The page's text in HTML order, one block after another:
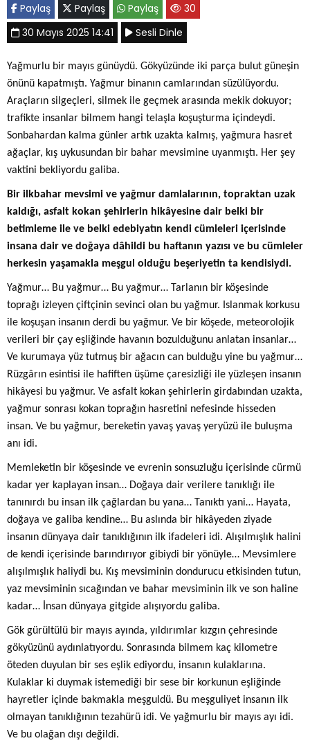
Paylaş Paylaş Paylaş
30
30 Mayıs 2025 14:41
Sesli Dinle
Yağmurlu bir mayıs günüydü. Gökyüzünde iki parça bulut güneşin
önünü kapatmıştı. Yağmur binanın camlarından süzülüyordu.
Araçların silgeçleri, silmek ile geçmek arasında mekik dokuyor;
trafikte insanlar bilmem hangi telaşla koşuşturma içindeydi.
Sonbahardan kalma günler artık uzakta kalmış, yağmura hasret
ağaçlar, kış uykusundan bir bahar mevsimine uyanmıştı. Her şey
vaktini bekliyordu galiba.
Bir ilkbahar mevsimi ve yağmur damlalarının, topraktan uzak
kaldığı, asfalt kokan şehirlerin hikâyesine dair belki bir
betimleme ile ve belki edebiyatın kendi cümleleri içerisinde
insana dair ve doğaya dâhildi bu haftanın yazısı ve bu cümleler
herkesin yaşamakla meşgul olduğu beşeriyetin ta kendisiydi.
Yağmur… Bu yağmur… Bu yağmur… Tarlanın bir köşesinde
toprağı izleyen çiftçinin sevinci olan bu yağmur. Islanmak korkusu
ile koşuşan insanın derdi bu yağmur. Ve bir köşede, meteorolojik
verileri bir çay eşliğinde havanın bozulduğunu anlatan insanlar…
Ve kurumaya yüz tutmuş bir ağacın can bulduğu yine bu yağmur…
Rüzgârın esintisi ile hafiften üşüme çaresizliği ile yüzleşen insanın
hikâyesi bu yağmur. Ve asfalt kokan şehirlerin girdabından uzakta,
yağmur sonrası kokan toprağın hasretini nefesinde hisseden
insan. Ve bu yağmur, bereketin yavaş yavaş yeryüzü ile buluşma
anı idi.
Memleketin bir köşesinde ve evrenin sonsuzluğu içerisinde cürmü
kadar yer kaplayan insan… Doğaya dair verilere tanıklığı ile
tanınırdı bu insan ilk çağlardan bu yana… Tanıktı yani… Hayata,
doğaya ve galiba kendine… Bu aslında bir hikâyeden ziyade
insanın dünyaya dair tanıklığının ilk ifadeleri idi. Alışılmışlık halini
de kendi içerisinde barındırıyor gibiydi bir yönüyle… Mevsimlere
alışılmışlık haliydi bu. Kış mevsiminin dondurucu etkisinden tutun,
yaz mevsiminin sıcağından ve bahar mevsiminin ilk ve son haline
kadar… İnsan dünyaya gitgide alışıyordu galiba.
Gök gürültülü bir mayıs ayında, yıldırımlar kızgın çehresinde
gökyüzünü aydınlatıyordu. Sonrasında bilmem kaç kilometre
öteden duyulan bir ses eşlik ediyordu, insanın kulaklarına.
Kulaklar ki duymak istemediği bir sese bir korkunun eşliğinde
hayretler içinde bakmakla meşguldü. Bu meşguliyet insanın ilk
olmayan tanıklığının tezahürü idi. Ve yağmurlu bir mayıs ayı idi.
Ve bu olağan dışı değildi.